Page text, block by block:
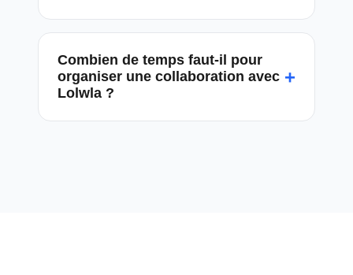
Combien de temps faut-il pour
organiser une collaboration avec
Lolwla ?
+